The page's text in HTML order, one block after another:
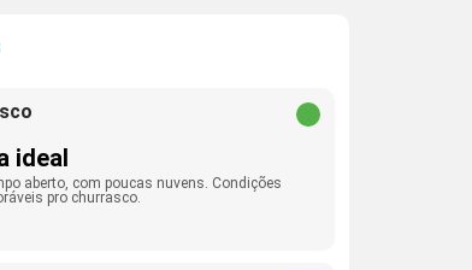
ideal
aberto, com poucas nuvens. Condições
pro churrasco.